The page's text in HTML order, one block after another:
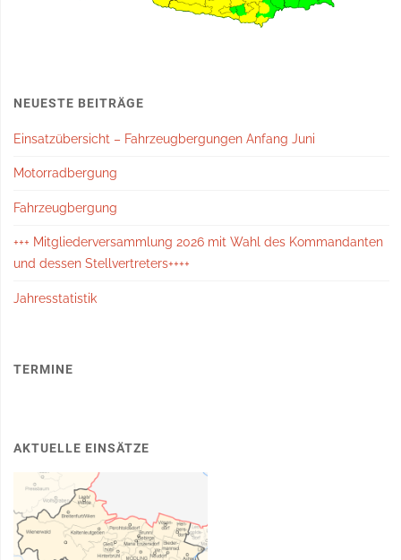
NEUESTE BEITRÄGE
Einsatzübersicht – Fahrzeugbergungen Anfang Juni
Motorradbergung
Fahrzeugbergung
+++ Mitgliederversammlung 2026 mit Wahl des Kommandanten
und dessen Stellvertreters++++
Jahresstatistik
TERMINE
AKTUELLE EINSÄTZE